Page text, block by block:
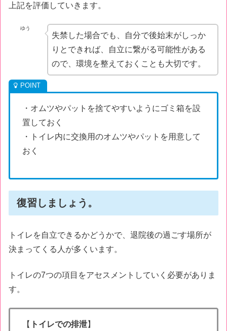
上記を評価していきます。
ゆう
失禁した場合でも、自分で後始末がしっか
りとできれば、自立に繋がる可能性がある
ので、環境を整えておくことも大切です。
・オムツやパットを捨てやすいようにゴミ箱を設
置しておく
・トイレ内に交換用のオムツやパットを用意して
おく
復習しましょう。
トイレを自立できるかどうかで、退院後の過ごす場所が
決まってくる人が多くいます。
トイレの7つの項目をアセスメントしていく必要がありま
す。
【 トイレでの排泄】